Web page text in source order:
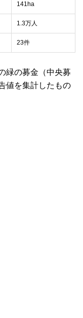
141ha
1.3万人
23件
緑の募金（中央募
値を集計したもの